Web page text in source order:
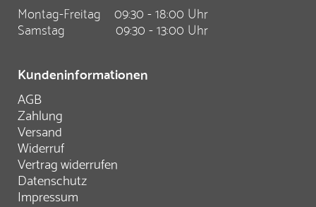
Montag-Freitag
09:30 - 18:00 Uhr
Samstag
09:30 - 13:00 Uhr
Kundeninformationen
AGB
Zahlung
Versand
Widerruf
Vertrag widerrufen
Datenschutz
Impressum